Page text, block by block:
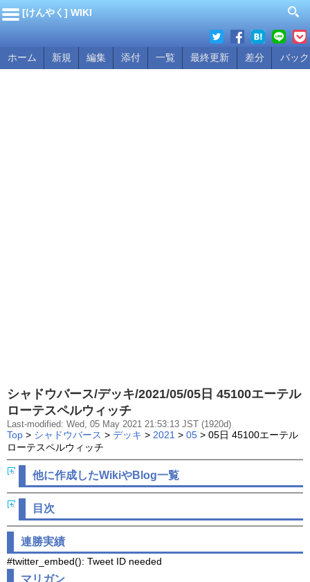
[けんやく] WIKI
ホーム 新規 編集 添付 一覧 最終更新 差分 バッ
シャドウバース/デッキ/2021/05/05日 45100エーテル
ローテスペルウィッチ
Last-modified: Wed, 05 May 2021 21:53:13 JST (1920d)
Top > シャドウバース > デッキ > 2021 > 05 > 05日 45100エーテル
ローテスペルウィッチ
他に作成したWikiやBlog一覧
目次
連勝実績
#twitter_embed(): Tweet ID needed
マリガン